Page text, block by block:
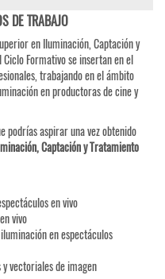
DE TRABAJO
en Iluminación, Captación y
Formativo se insertan en el
trabajando en el ámbito
en productoras de cine y
podrías aspirar una vez obtenido
Captación y Tratamiento
en vivo
vivo
en espectáculos
vectoriales de imagen